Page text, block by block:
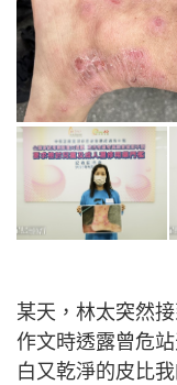
某天，林太突然
作文時透露曾危
白又乾淨的皮比